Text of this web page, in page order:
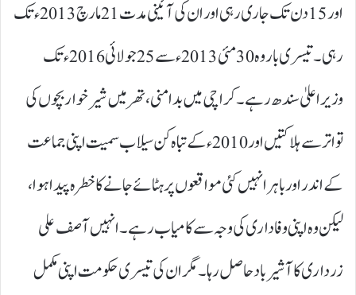
اور 15دن تک جاری رہی اور ان کی آئینی مدت 21مارچ 2013ء تک
رہی۔ تیسری بار وہ 30مئی 2013ء سے 25جولائی 2016ء تک
وزیراعلیٰ سندھ رہے۔ کراچی میں بدامنی، تھر میں شیرخوار بچوں کی
تواتر سے ہلاکتیں اور 2010ء کے تباہ کن سیلاب سمیت اپنی جماعت
کے اندر اور باہر انہیں کئی مواقعوں پر ہٹائے جانے کا خطرہ پیدا ہوا،
لیکن وہ اپنی وفاداری کی وجہ سے کامیاب رہے۔ انہیں آصف علی
زرداری کا آشیرباد حاصل رہا۔ مگر ان کی تیسری حکومت اپنی مکمل